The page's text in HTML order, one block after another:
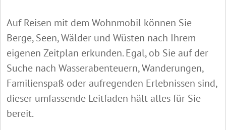
Auf Reisen mit dem Wohnmobil können Sie
Berge, Seen, Wälder und Wüsten nach Ihrem
eigenen Zeitplan erkunden. Egal, ob Sie auf der
Suche nach Wasserabenteuern, Wanderungen,
Familienspaß oder aufregenden Erlebnissen sind,
dieser umfassende Leitfaden hält alles für Sie
bereit.